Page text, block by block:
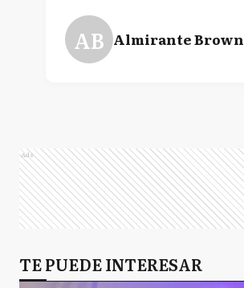
AB Almirante Brown
Ads
TE PUEDE INTERESAR